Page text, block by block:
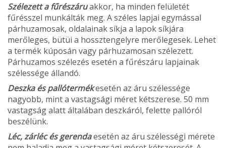
Szélezett a fűrészáruakkor, ha minden felületét
fűrésszel munkálták meg. A széles lapjai egy­mással
párhuzamosak, oldalainak síkja a lapok síkjára
merőleges, bütüi a hossztengelyre merő­legesek. Lehet
a termék kúposán vagy párhuza­mosan szélezett.
Párhuzamos szélezés esetén a fűrészáru lapjainak
szélessége állandó.
Deszka és pallótermékesetén az áru szélessé­ge
nagyobb, mint a vastagsági méret kétszerese. 50 mm
vastagság alatt általában deszkáról, felet­te pallóról
beszélünk.
Léc, zárléc és gerendaesetén az áru széles­ségi mérete